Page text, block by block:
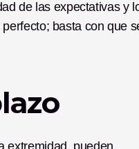
de las expectativas y
basta con que
extremidad, pueden